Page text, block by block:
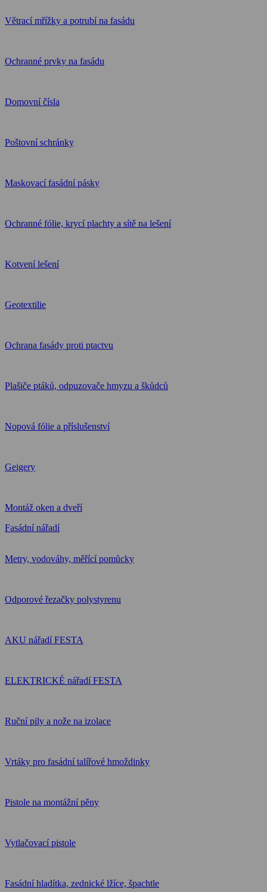
Větrací mřížky a potrubí na fasádu
Ochranné prvky na fasádu
Domovní čísla
Poštovní schránky
Maskovací fasádní pásky
Ochranné fólie, krycí plachty a sítě na lešení
Kotvení lešení
Geotextilie
Ochrana fasády proti ptactvu
Plašiče ptáků, odpuzovače hmyzu a škůdců
Nopová fólie a příslušenství
Geigery
Montáž oken a dveří
Fasádní nářadí
Metry, vodováhy, měřící pomůcky
Odporové řezačky polystyrenu
AKU nářadí FESTA
ELEKTRICKÉ nářadí FESTA
Ruční pily a nože na izolace
Vrtáky pro fasádní talířové hmoždinky
Pistole na montážní pěny
Vytlačovací pistole
Fasádní hladítka, zednické lžíce, špachtle